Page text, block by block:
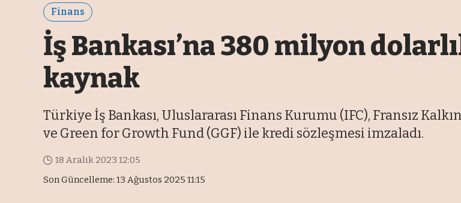
Finans
İş Bankası’na 380 milyon
kaynak
Türkiye İş Bankası, Uluslararası Finans Kurumu (IFC), Fransız
ve Green for Growth Fund (GGF) ile kredi sözleşmesi imzaladı.
Son Güncelleme: 13 Ağustos 2025 11:15
18 Aralık 2023 12:05